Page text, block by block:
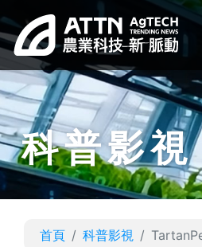
科普影視
首頁 科普影視